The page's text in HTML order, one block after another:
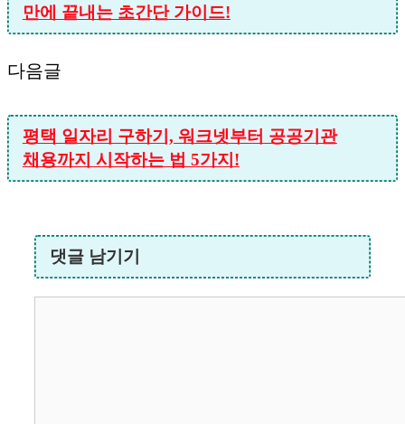
만에 끝내는 초간단 가이드!
다음글
평택 일자리 구하기, 워크넷부터 공공기관
채용까지 시작하는 법 5가지!
댓글 남기기